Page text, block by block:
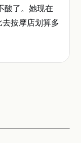
酸了。她现在
去按摩店划算多